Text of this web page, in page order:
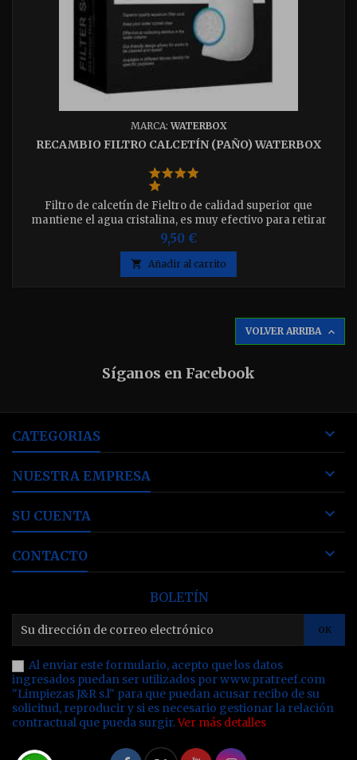
MARCA:WATERBOX
RECAMBIO FILTRO CALCETÍN (PAÑO) WATERBOX
Filtro de calcetín de Fieltro de calidad superior que
mantiene el agua cristalina, es muy efectivo para retirar
detritus de la columna de agua. Disponible en 3 medidas
elija el que desee. Filtro Calcetin 7 cm. (2,75") Filtro Calcetin
de Fieltro 10 cm. (4") Filtro Calcetin de Fieltro 18 cm. (7")
9,50 €
 Añadir al carrito
VOLVER ARRIBA 
Síganos en Facebook
CATEGORIAS 
NUESTRA EMPRESA 
SU CUENTA 
CONTACTO 
BOLETÍN
Al enviar este formulario, acepto que los datos
ingresados puedan ser utilizados por www.pratreef.com
"Limpiezas J&R s.l" para que puedan acusar recibo de su
solicitud, reproducir y si es necesario gestionar la relación
contractual que pueda surgir.Ver más detalles